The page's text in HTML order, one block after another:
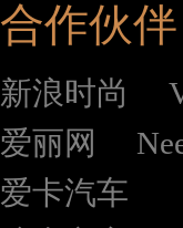
合作伙
新浪时尚
爱丽网
爱卡汽车